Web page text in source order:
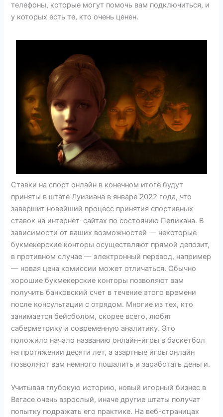
телефоны, которые могут помочь вам подключиться, и
у которых есть те, кто очень ценен.
Ставки на спорт онлайн в конечном итоге будут
приняты в штате Луизиана в январе 2022 года, что
завершит новейший процесс принятия спортивных
ставок на интернет-сайтах по состоянию Пеликана. В
зависимости от ваших возможностей — некоторые
букмекерские конторы осуществляют прямой депозит,
в противном случае — электронный перевод, например
— новая цена комиссии может отличаться. Обычно
хорошие букмекерские конторы позволяют вам
получить банковский счет в течение этого времени
после консультации с отрядом. Многие из тех, кто
занимается бейсболом, скорее всего, любят
саберметрику и современную аналитику. Это
положило начало названию онлайн-игры в баскетбол
на протяжении десяти лет, а азартные игры онлайн
позволяют вам немного пошалить и заработать деньги.
Учитывая глубокую историю, новый игорный бизнес в
Вегасе очень взрослый, иначе другие штаты получат
попытку подражать его практике. На веб-страницах